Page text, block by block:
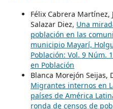
Félix Cabrera Martínez,
Salazar Diez, Una
población en las
municipio Mayarí,
Población: Vol. 9 Núm.
en Población
Blanca Morejón Seijas,
Migrantes internos en
países de América
ronda de censos de